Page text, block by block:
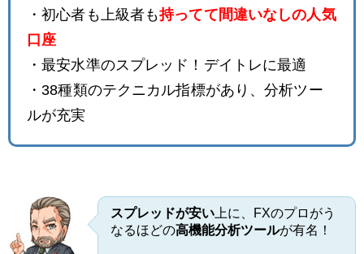
・初心者も上級者も持ってて間違いなしの人気
口座
・最安水準のスプレッド！デイトレに最適
・38種類のテクニカル指標があり、分析ツー
ルが充実
スプレッドが安い 上に、FXのプロがう
なるほどの高機能分析ツールが有名！